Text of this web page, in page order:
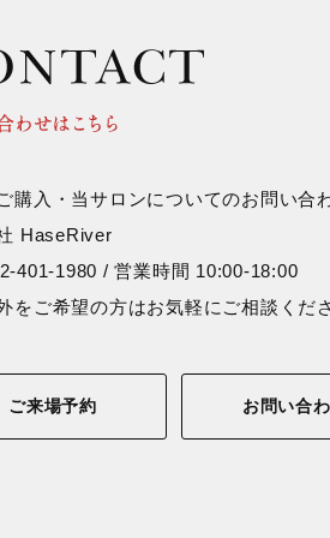
購入・当サロンについてのお問い合
HaseRiver
401-1980 / 営業時間 10:00-18:00
をご希望の方はお気軽にご相談くださ
ご来場予約 お問い合